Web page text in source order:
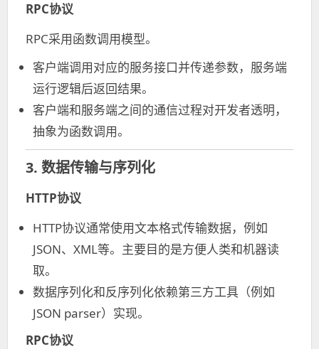
RPC协议
RPC采用函数调用模型。
客户端调用对应的服务接口并传递参数，服务端
运行逻辑后返回结果。
客户端和服务端之间的通信过程对开发者透明，
抽象为函数调用。
3. 数据传输与序列化
HTTP协议
HTTP协议通常使用文本格式传输数据，例如
JSON、XML等。主要目的是方便人类和机器读
取。
数据序列化和反序列化依赖第三方工具（例如
JSON parser）实现。
RPC协议